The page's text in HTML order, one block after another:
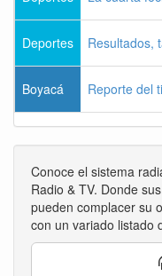
Deportes Resultados,
Boyacá Reporte del
Conoce el sistema
Radio & TV. Donde
pueden complacer su
con un variado listado